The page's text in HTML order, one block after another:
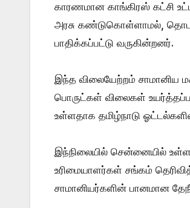
காரணமான காங்கிரஸ் கட்சி
அரசு கண்டுகொள்ளாமல்,
பாதிக்கப்பட்டு வருகின்றனர்.
இந்த விலையேற்றம் சாமானிய
பொருட்கள் விலைகள்
உள்ளதாக தமிழ்நாடு
இந்நிலையில் சென்னையில் உள்ள
உரிமையாளர்கள் சங்கம்
சாமானியர்களின் பானமான